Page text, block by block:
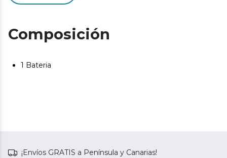
Composición
1 Bateria
¡Envíos GRATIS a Península y Canarias!